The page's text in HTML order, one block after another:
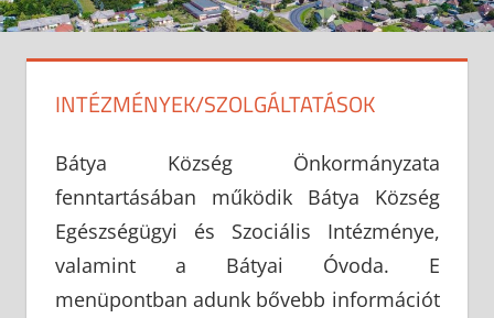
INTÉZMÉNYEK/SZOLGÁLTATÁSOK
Bátya Község Önkormányzata
fenntartásában működik Bátya Község
Egészségügyi és Szociális Intézménye,
valamint a Bátyai Óvoda. E
menüpontban adunk bővebb információt